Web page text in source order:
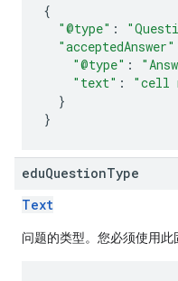
{
"@type" :
"acceptedAnswer"
"@type" :
"text" :
"cell
}
}
eduQuestionType
Text
问题的类型。您必须使用此